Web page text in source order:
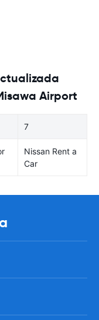
Airport
7
Nissan Rent a
Car